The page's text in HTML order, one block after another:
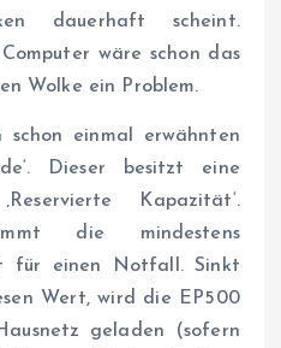
dauerhaft scheint.
wäre schon das
Wolke ein Problem.
einmal erwähnten
Dieser besitzt eine
Kapazität‘.
die mindestens
für einen Notfall. Sinkt
Wert, wird die EP500
geladen (sofern